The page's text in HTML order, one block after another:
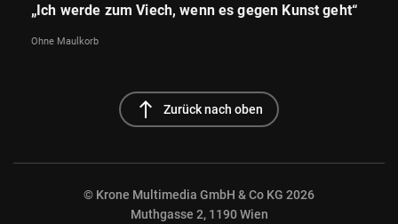
„Ich werde zum Viech, wenn es gegen Kunst geht“
Ohne Maulkorb
north Zurück nach oben
© Krone Multimedia GmbH & Co KG 2026
Muthgasse 2, 1190 Wien